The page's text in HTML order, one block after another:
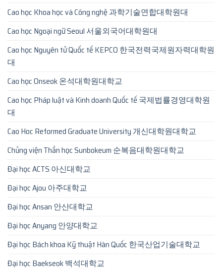
Cao học Khoa học và Công nghệ 과학기술연합대학원대
Cao học Ngoại ngữ Seoul 서울외국어대학원대
Cao học Nguyên tử Quốc tế KEPCO 한국전력국제원자력대학원
대
Cao học Onseok 온석대학원대학교
Cao học Pháp luật và Kinh doanh Quốc tế 국제법률경영대학원
대
Cao Hoc Reformed Graduate University 개신대학원대학교
Chủng viện Thần học Sunbokeum 순복음대학원대학교
Đại học ACTS 아신대학교
Đại học Ajou 아주대학교
Đại học Ansan 안산대학교
Đại học Anyang 안양대학교
Đại học Bách khoa Kỹ thuật Hàn Quốc 한국산업기술대학교
Đại học Baekseok 백석대학교